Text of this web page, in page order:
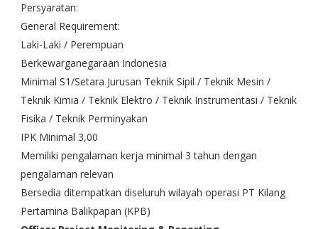
Persyaratan:
General Requirement:
Laki-Laki / Perempuan
Berkewarganegaraan Indonesia
Minimal S1/Setara Jurusan Teknik Sipil / Teknik Mesin /
Teknik Kimia / Teknik Elektro / Teknik Instrumentasi / Teknik
Fisika / Teknik Perminyakan
IPK Minimal 3,00
Memiliki pengalaman kerja minimal 3 tahun dengan
pengalaman relevan
Bersedia ditempatkan diseluruh wilayah operasi PT Kilang
Pertamina Balikpapan (KPB)